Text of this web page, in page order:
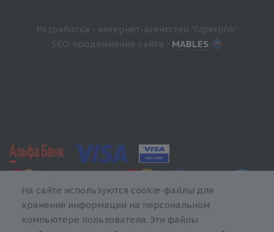
Разработка - интернет-агентство "Giperlink"
SEO-продвижение сайта - MABLES
На сайте используются cookie-файлы для
хранения информации на персональном
компьютере пользователя. Эти файлы